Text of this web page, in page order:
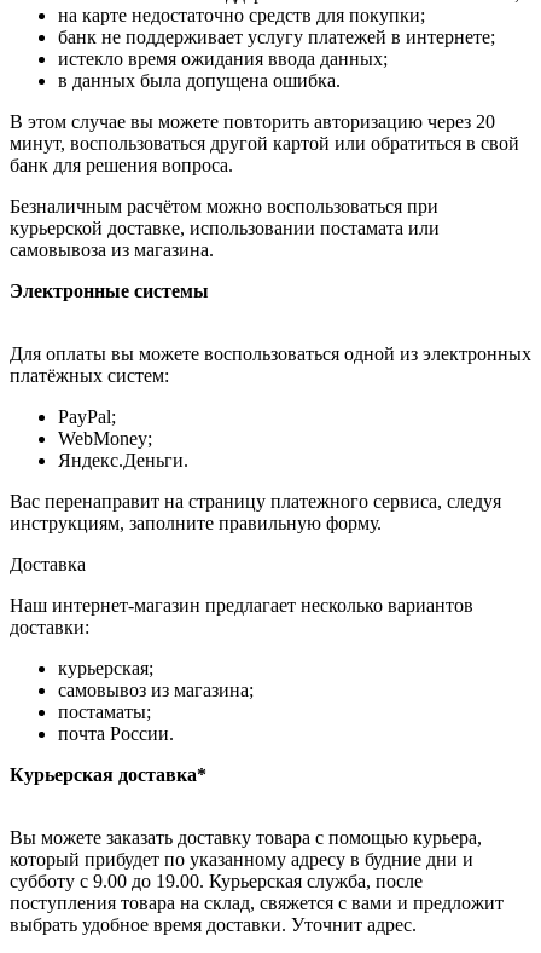
на карте недостаточно средств для покупки;
банк не поддерживает услугу платежей в интернете;
истекло время ожидания ввода данных;
в данных была допущена ошибка.
В этом случае вы можете повторить авторизацию через 20
минут, воспользоваться другой картой или обратиться в свой
банк для решения вопроса.
Безналичным расчётом можно воспользоваться при
курьерской доставке, использовании постамата или
самовывоза из магазина.
Электронные системы
Для оплаты вы можете воспользоваться одной из электронных
платёжных систем:
PayPal;
WebMoney;
Яндекс.Деньги.
Вас перенаправит на страницу платежного сервиса, следуя
инструкциям, заполните правильную форму.
Доставка
Наш интернет-магазин предлагает несколько вариантов
доставки:
курьерская;
самовывоз из магазина;
постаматы;
почта России.
Курьерская доставка*
Вы можете заказать доставку товара с помощью курьера,
который прибудет по указанному адресу в будние дни и
субботу с 9.00 до 19.00. Курьерская служба, после
поступления товара на склад, свяжется с вами и предложит
выбрать удобное время доставки. Уточнит адрес.